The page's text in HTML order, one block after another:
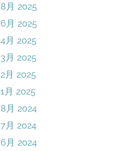
8月 2025
6月 2025
4月 2025
3月 2025
2月 2025
1月 2025
8月 2024
7月 2024
6月 2024